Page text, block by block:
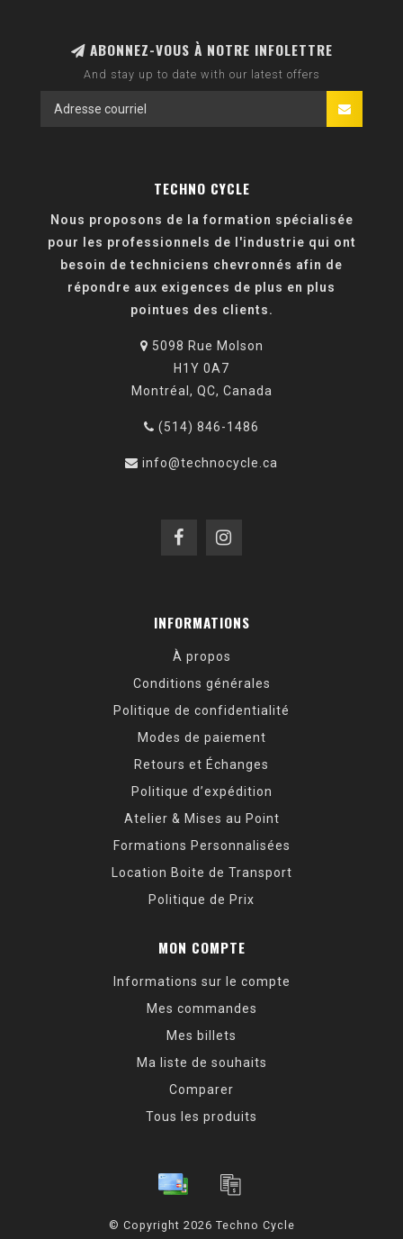
ABONNEZ-VOUS À NOTRE INFOLETTRE
And stay up to date with our latest offers
TECHNO CYCLE
Nous proposons de la formation spécialisée
pour les professionnels de l'industrie qui ont
besoin de techniciens chevronnés afin de
répondre aux exigences de plus en plus
pointues des clients.
5098 Rue Molson
H1Y 0A7
Montréal, QC, Canada
(514) 846-1486
info@technocycle.ca
INFORMATIONS
À propos
Conditions générales
Politique de confidentialité
Modes de paiement
Retours et Échanges
Politique d’expédition
Atelier & Mises au Point
Formations Personnalisées
Location Boite de Transport
Politique de Prix
MON COMPTE
Informations sur le compte
Mes commandes
Mes billets
Ma liste de souhaits
Comparer
Tous les produits
© Copyright 2026 Techno Cycle